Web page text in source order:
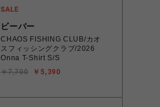
ビーバー
CHAOS FISHING CLUB/カオ
スフィッシングクラブ/2026
Onna T-Shirt S/S
￥5,390
￥7,700